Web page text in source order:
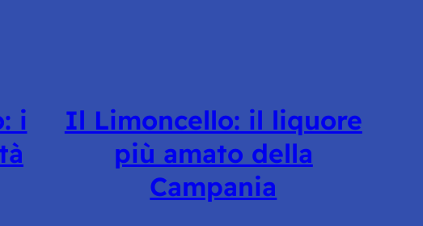
i
Il Limoncello: il liquore
più amato della
Campania